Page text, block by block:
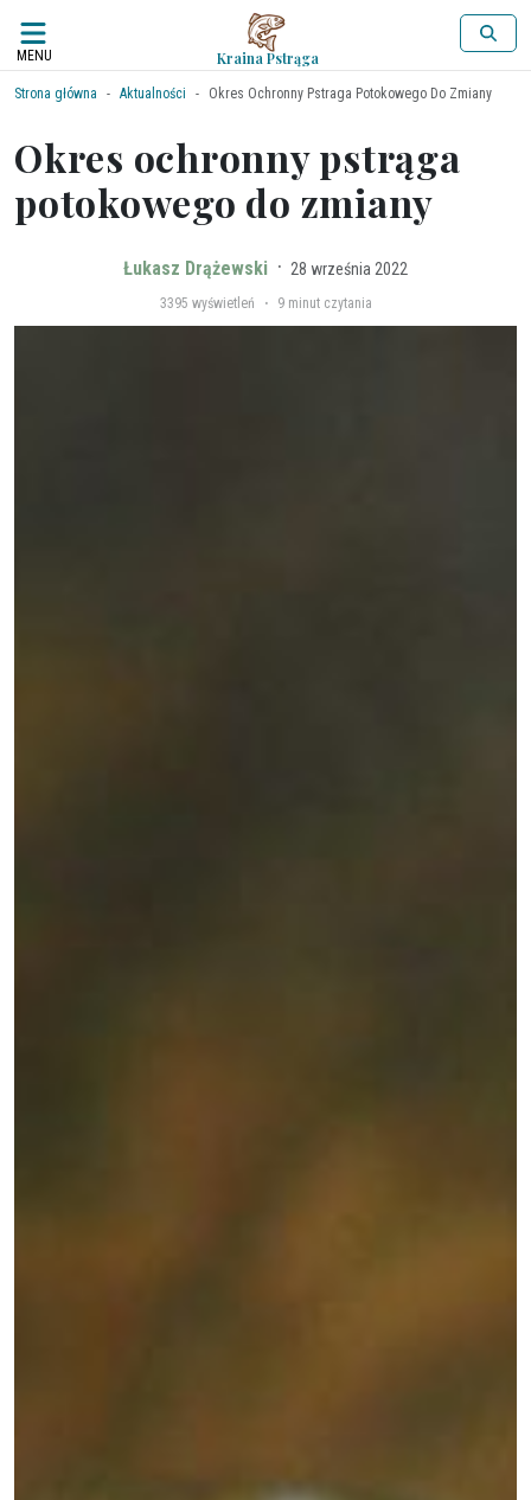
MENU Kraina Pstrąga
Strona główna Aktualności Okres Ochronny Pstraga Potokowego Do Zmiany
Okres ochronny pstrąga
potokowego do zmiany
Łukasz Drążewski · 28 września 2022
3395 wyświetleń · 9 minut czytania